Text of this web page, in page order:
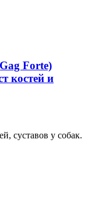
Forte)
костей и
суставов у собак.